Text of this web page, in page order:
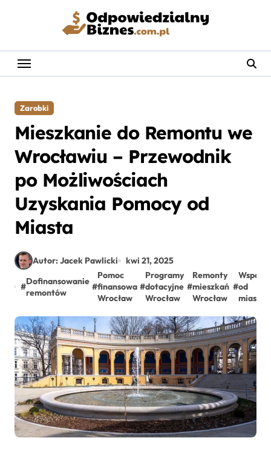
Zarobki
Mieszkanie do Remontu we
Wrocławiu – Przewodnik
po Możliwościach
Uzyskania Pomocy od
Miasta
Autor: Jacek Pawlicki kwi 21, 2025
#
Dofinansowanie
remontów
#
Pomoc
finansowa
Wrocław
#
Programy
dotacyjne
Wrocław
#
Remonty
mieszkań
Wrocław
#od
miasta